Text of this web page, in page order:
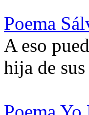
Poema
A eso
hija de